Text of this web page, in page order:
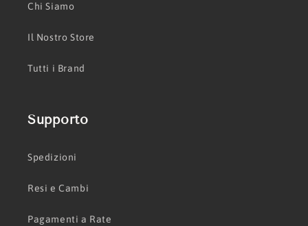
Chi Siamo
Il Nostro Store
Tutti i Brand
Supporto
Spedizioni
Resi e Cambi
Pagamenti a Rate